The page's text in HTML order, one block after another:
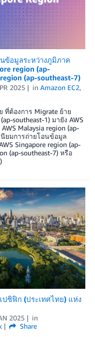
ข้อมูลระหว่างภูมิภาค
region (ap-
(ap-southeast-7)
2025 in Amazon EC2,
ที่ต้องการ Migrate ย้าย
southeast-1) มายัง AWS
Malaysia region (ap-
นียมการถ่ายโอนข้อมูล
Singapore region (ap-
(ap-southeast-7) หรือ
ปซิฟิก (ประเทศไทย) แห่ง
2025
in
Share